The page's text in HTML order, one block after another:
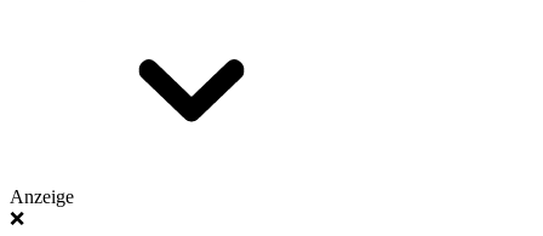
Anzeige
❌